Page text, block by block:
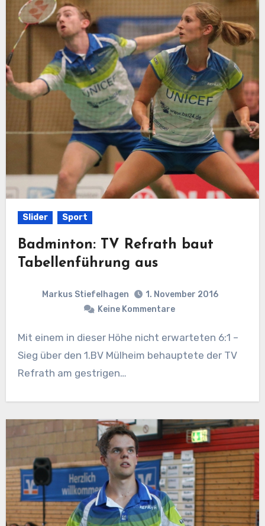
Slider Sport
Badminton: TV Refrath baut
Tabellenführung aus
Markus Stiefelhagen
1. November 2016
Keine Kommentare
Mit einem in dieser Höhe nicht erwarteten 6:1 –
Sieg über den 1.BV Mülheim behauptete der TV
Refrath am gestrigen…